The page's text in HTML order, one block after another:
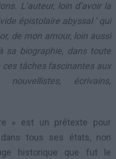
L’auteur, loin d’avoir la
épistolaire abyssal ‘ qui
de mon amour, loin aussi
sa biographie, dans toute
ces tâches fascinantes aux
nouvellistes, écrivains,
» est un prétexte pour
dans tous ses états, non
historique que fut le